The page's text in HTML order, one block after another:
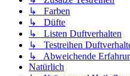
↳ Farben
↳ Düfte
↳ Listen Duftverhalten
↳ Testreihen
↳ Abweichende
Natürlich